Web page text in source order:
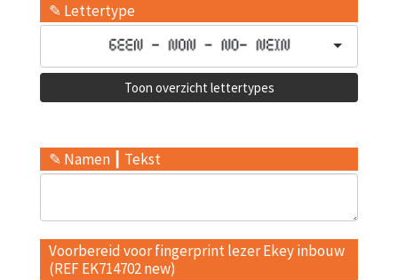
✎ Lettertype
Toon overzicht lettertypes
✎ Namen ┃ Tekst
Voorbereid voor fingerprint lezer Ekey inbouw
(REF EK714702 new)